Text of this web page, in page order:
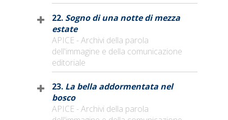
22. Sogno di una notte di mezza
estate
APICE - Archivi della parola
dell'immagine e della comunicazione
editoriale
23. La bella addormentata nel
bosco
APICE - Archivi della parola